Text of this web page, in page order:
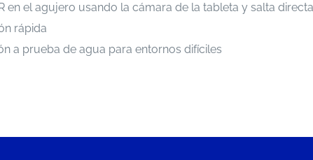
en el agujero usando la cámara de la tableta y salta
rápida
a prueba de agua para entornos difíciles